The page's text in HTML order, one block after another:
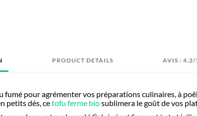
PRODUCT DETAILS AVIS : 4.2/
fumé pour agrémenter vos préparations culinaires, à
petits dés, cetofu ferme biosublimera le goût de vos